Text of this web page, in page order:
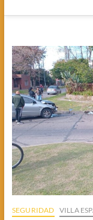
SEGURIDAD VILLA